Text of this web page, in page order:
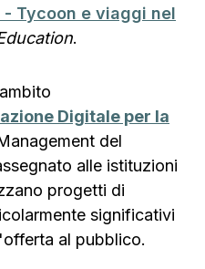
- Tycoon e viaggi nel
.
Digitale per la
del
alle istituzioni
progetti di
significativi
al pubblico.